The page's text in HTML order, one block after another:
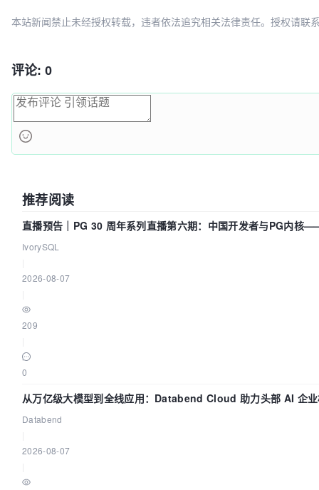
本站新闻禁止未经授权转载，违者依法追究相关法律责任。授权请联
评论: 0
推荐阅读
直播预告｜PG 30 周年系列直播第六期：中国开发者与PG内核
IvorySQL
2026-08-07
209
0
从万亿级大模型到全线应用：Databend Cloud 助力头部 AI 企
Databend
2026-08-07